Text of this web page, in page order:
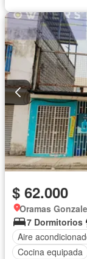
$ 62.000
Oramas
7 Dormitorios
Aire
Cocina equipada